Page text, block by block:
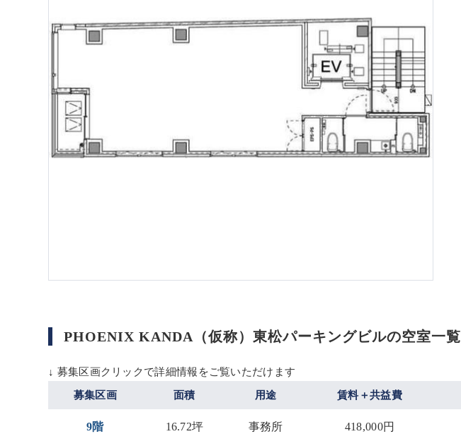
PHOENIX KANDA（仮称）東松パーキングビルの空室一覧
↓ 募集区画クリックで詳細情報をご覧いただけます
募集区画 面積 用途 賃料＋共益費
9階 16.72坪 事務所 418,000円